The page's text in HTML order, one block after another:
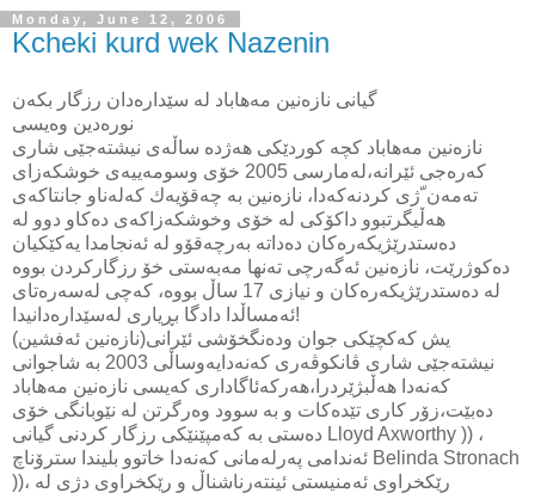
Monday, June 12, 2006
Kcheki kurd wek Nazenin
گیانی‌ نازه‌نین مه‌هاباد له‌ سێداره‌دان رزگار بكه‌ن
نازه‌نین مه‌هاباد كچه‌ كوردێكی‌ هه‌ژده‌ ساڵه‌ی‌ نیشته‌جێی‌ شاری‌
كه‌ره‌جی‌ ئێرانه‌،له‌مارسی‌ 2005 خۆی‌ وسومه‌ییه‌ی‌ خوشكه‌زای‌
ته‌مه‌ن ّژی‌ كردنه‌كه‌دا، نازه‌نین به‌ چه‌قۆیه‌ك كه‌له‌ناو جانتاكه‌ی‌
هه‌ڵیگرتبوو داكۆكی له‌ خۆی‌ وخوشكه‌زاكه‌ی‌ ده‌كاو دوو له‌
ده‌ستدرێژیكه‌ره‌كان ده‌داته‌ به‌رچه‌قۆو له‌ ئه‌نجامدا یه‌كێكیان
ده‌كوژرێت، نازه‌نین ئه‌گه‌رچی‌ ته‌نها مه‌به‌ستی‌ خۆ رزگاركردن بووه‌
له‌ ده‌ستدرێژیكه‌ره‌كان و نیازی‌ 17 ساڵ بووه‌، كه‌چی‌ له‌سه‌ره‌تای‌
ئه‌مساڵدا دادگا بڕیاری‌ له‌سێداره‌دانیدا!
(نازه‌نین ئه‌فشین)یش كه‌كچێكی‌ جوان وده‌نگخۆشی‌ ئێرانی‌
نیشته‌جێی‌ شاری‌ ڤانكوڤه‌ری‌ كه‌نه‌دایه‌وساڵی‌ 2003 به‌ شاجوانی‌
كه‌نه‌دا هه‌ڵبژێردرا،هه‌ركه‌ئاگاداری‌ كه‌یسی‌ نازه‌نین مه‌هاباد
ده‌بێت،زۆر كاری‌ تێده‌كات و به‌ سوود وه‌رگرتن له‌ نێوبانگی‌ خۆی‌
ده‌ستی‌ به‌ كه‌مپێنێكی‌ رزگار كردنی‌ گیانی‌ Lloyd Axworthy )) ،
ئه‌ندامی‌ په‌رله‌مانی‌ كه‌نه‌دا خاتوو بلیندا سترۆناچ Belinda Stronach
))، رێكخراوی‌ ئه‌منیستی‌ ئینته‌رناشناڵ و رێكخراوی‌ دژی‌ له‌